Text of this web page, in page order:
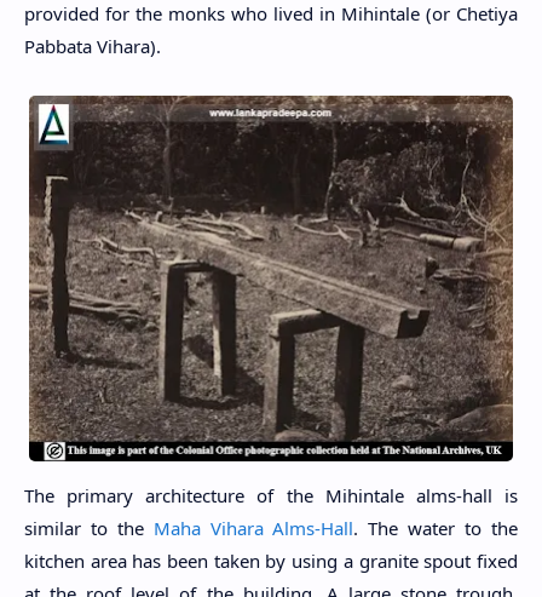
provided for the monks who lived in Mihintale (or Chetiya
Pabbata Vihara).
The primary architecture of the Mihintale alms-hall is
similar to the Maha Vihara Alms-Hall. The water to the
kitchen area has been taken by using a granite spout fixed